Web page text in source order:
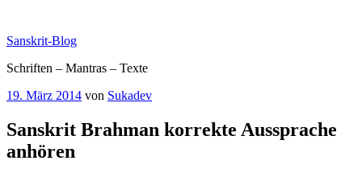
springen
Sanskrit-Blog
Schriften – Mantras – Texte
Veröffentlicht
19. März 2014 von Sukadev
Sanskrit Brahman korrekte Aussprache
anhören